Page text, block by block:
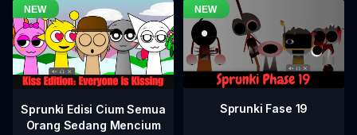
Sprunki Edisi Cium Semua
Orang Sedang Mencium
Sprunki Fase 19